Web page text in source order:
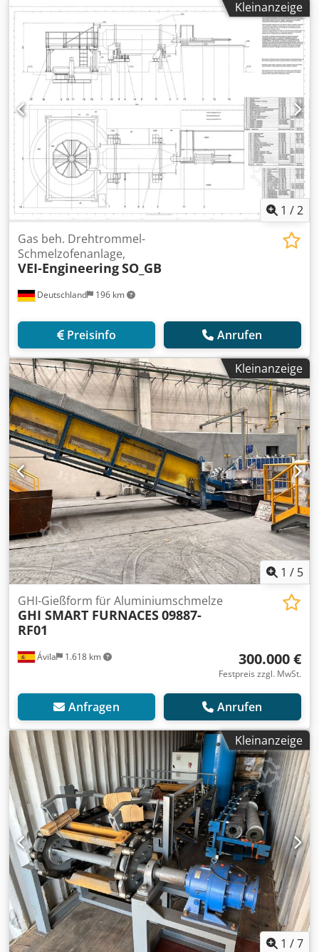
Kleinanzeige
1 /2
Deutschland 196 km
Gas beh. Drehtrommel-
Schmelzofenanlage,
VEI-EngineeringSO_GB
Preisinfo Anrufen
Kleinanzeige
1 / 5
Ávila 1.618 km
GHI-Gießform für Aluminiumschmelze
GHI SMART FURNACES09887-
RF01
300.000 €
Festpreis zzgl. MwSt.
Anfragen Anrufen
Kleinanzeige
1 /7